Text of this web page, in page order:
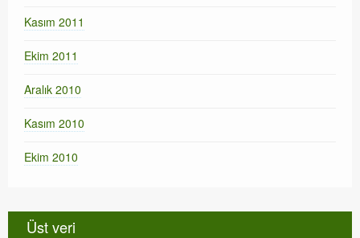
Kasım 2011
Ekim 2011
Aralık 2010
Kasım 2010
Ekim 2010
Üst veri